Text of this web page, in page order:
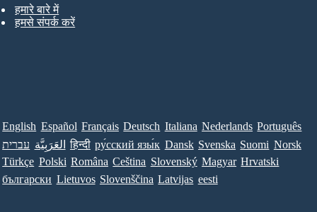
हमारे बारे में
हमसे संपर्क करें
English Español Français Deutsch Italiana Nederlands Português
עברית العَرَبِيَّة हिन्दी ру́сский язы́к Dansk Svenska Suomi Norsk
Türkçe Polski Româna Ceština Slovenský Magyar Hrvatski
български Lietuvos Slovenščina Latvijas eesti